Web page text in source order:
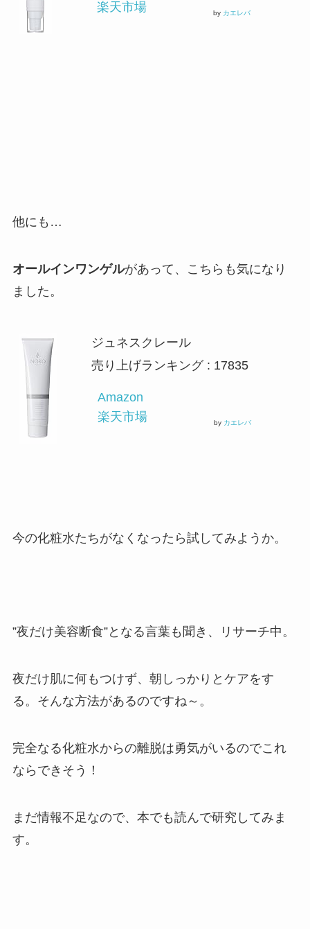
楽天市場
by カエレバ
他にも…
オールインワンゲルがあって、こちらも気になり
ました。
ジュネスクレール
売り上げランキング : 17835
Amazon
楽天市場
by カエレバ
今の化粧水たちがなくなったら試してみようか。
”夜だけ美容断食”となる言葉も聞き、リサーチ中。
夜だけ肌に何もつけず、朝しっかりとケアをす
る。そんな方法があるのですね～。
完全なる化粧水からの離脱は勇気がいるのでこれ
ならできそう！
まだ情報不足なので、本でも読んで研究してみま
す。